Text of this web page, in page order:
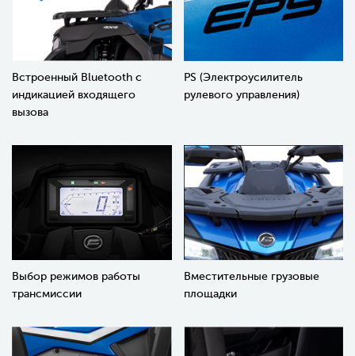
Встроенный Bluetooth с
индикацией входящего
вызова
PS (Электроусилитель
рулевого управления)
Выбор режимов работы
трансмиссии
Вместительные грузовые
площадки